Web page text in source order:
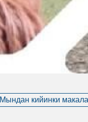
Мындан кийинки